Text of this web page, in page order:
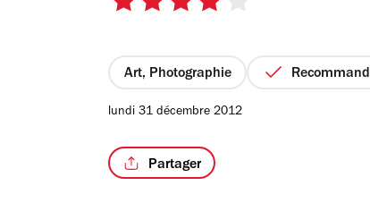
4
étoiles
Art, Photographie
lundi 31 décembre 2012
Partager